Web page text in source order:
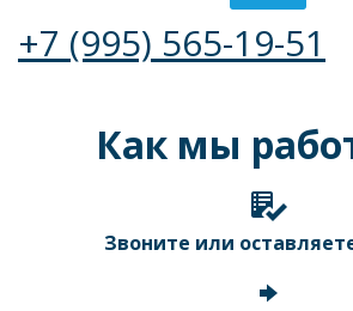
+7 (995) 565-19-51
Как мы
Звоните или